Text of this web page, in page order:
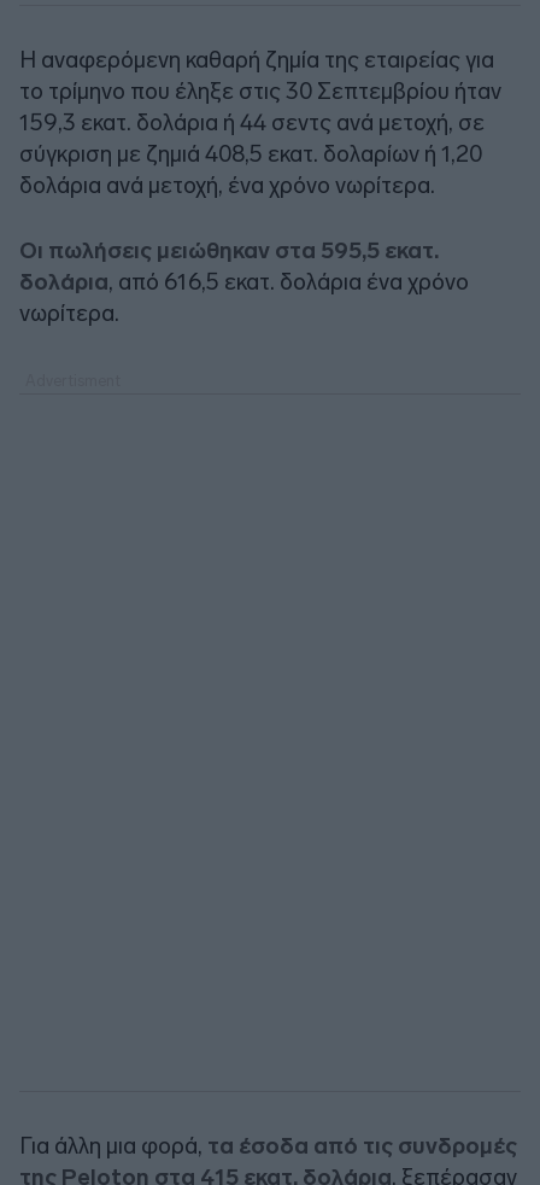
Η αναφερόμενη καθαρή ζημία της εταιρείας για
το τρίμηνο που έληξε στις 30 Σεπτεμβρίου ήταν
159,3 εκατ. δολάρια ή 44 σεντς ανά μετοχή, σε
σύγκριση με ζημιά 408,5 εκατ. δολαρίων ή 1,20
δολάρια ανά μετοχή, ένα χρόνο νωρίτερα.
Οι πωλήσεις μειώθηκαν στα 595,5 εκατ.
δολάρια, από 616,5 εκατ. δολάρια ένα χρόνο
νωρίτερα.
Για άλλη μια φορά, τα έσοδα από τις συνδρομές
της Peloton στα 415 εκατ. δολάρια, ξεπέρασαν